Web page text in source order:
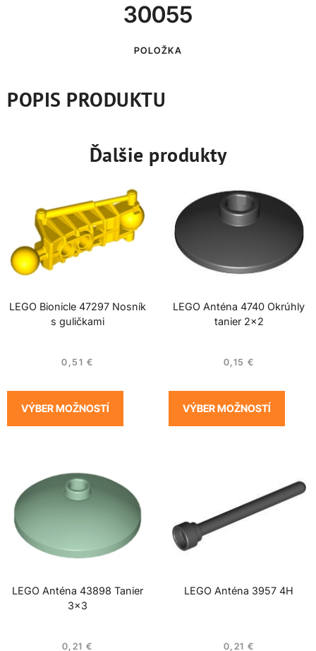
30055
POLOŽKA
POPIS PRODUKTU
Ďalšie produkty
LEGO Bionicle 47297 Nosník
s guličkami
0,51 €
VÝBER MOŽNOSTÍ
LEGO Anténa 4740 Okrúhly
tanier 2×2
0,15 €
VÝBER MOŽNOSTÍ
LEGO Anténa 43898 Tanier
3×3
0,21 €
LEGO Anténa 3957 4H
0,21 €